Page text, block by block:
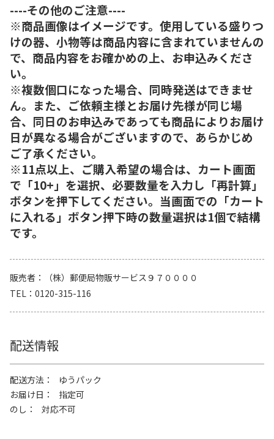
----その他のご注意----
※商品画像はイメージです。使用している盛りつ
けの器、小物等は商品内容に含まれていませんの
で、商品内容をお確かめの上、お申込みくださ
い。
※複数個口になった場合、同時発送はできませ
ん。また、ご依頼主様とお届け先様が同じ場
合、同日のお申込みであっても商品によりお届け
日が異なる場合がございますので、あらかじめ
ご了承ください。
※11点以上、ご購入希望の場合は、カート画面
で「10+」を選択、必要数量を入力し「再計算」
ボタンを押下してください。当画面での「カート
に入れる」ボタン押下時の数量選択は1個で結構
です。
販売者
（株）郵便局物販サービス９７００００
TEL
0120-315-116
配送情報
配送方法
ゆうパック
お届け日
指定可
のし
対応不可